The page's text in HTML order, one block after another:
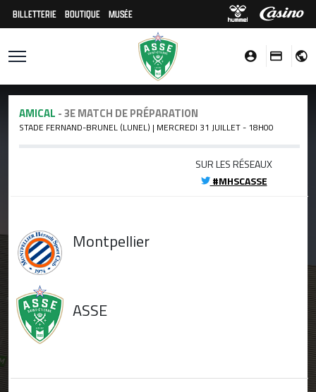
BILLETTERIE BOUTIQUE MUSÉE
AMICAL - 3E MATCH DE PRÉPARATION
STADE FERNAND-BRUNEL (LUNEL) | MERCREDI 31 JUILLET - 18H00
SUR LES RÉSEAUX
#MHSCASSE
Montpellier
ASSE